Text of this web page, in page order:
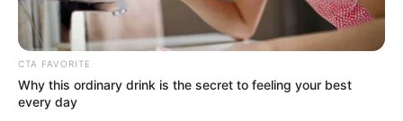
CTA FAVORITE
Why this ordinary drink is the secret to feeling your best
every day